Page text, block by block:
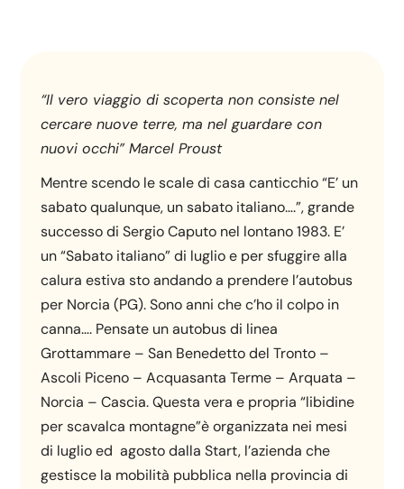
“Il vero viaggio di scoperta non consiste nel
cercare nuove terre, ma nel guardare con
nuovi occhi” Marcel Proust
Mentre scendo le scale di casa canticchio “E’ un
sabato qualunque, un sabato italiano….”, grande
successo di Sergio Caputo nel lontano 1983. E’
un “Sabato italiano” di luglio e per sfuggire alla
calura estiva sto andando a prendere l’autobus
per Norcia (PG). Sono anni che c’ho il colpo in
canna…. Pensate un autobus di linea
Grottammare – San Benedetto del Tronto –
Ascoli Piceno – Acquasanta Terme – Arquata –
Norcia – Cascia. Questa vera e propria “libidine
per scavalca montagne”è organizzata nei mesi
di luglio ed agosto dalla Start, l’azienda che
gestisce la mobilità pubblica nella provincia di